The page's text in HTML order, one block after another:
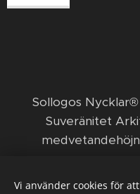
​Sollogos
Suveränitet
© 2026 Sollogos
Vi använder cookies för